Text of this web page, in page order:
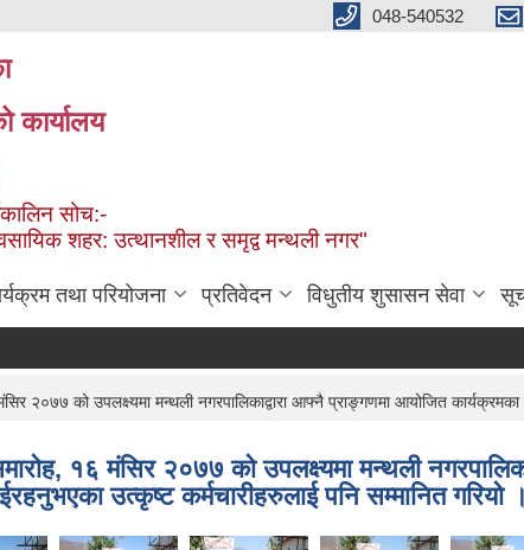
048-540532
कार्यालय
सोच:-
शहर: उत्थानशील र समृद्व मन्थली नगर"
तथा परियोजना प्रतिवेदन विधुतीय शुसासन सेवा
२०७७ को उपलक्ष्यमा मन्थली नगरपालिकाद्वारा आफ्नै प्राङ्गणमा आयोजित
१६ मंसिर २०७७ को उपलक्ष्यमा मन्थली
उत्कृष्ट कर्मचारीहरुलाई पनि सम्मानित गरियो ।